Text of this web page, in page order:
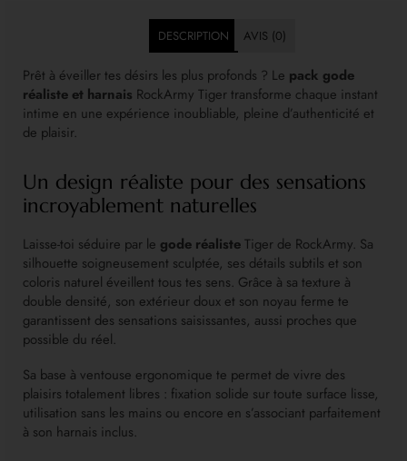
DESCRIPTION AVIS (0)
Prêt à éveiller tes désirs les plus profonds ? Le pack gode
réaliste et harnais RockArmy Tiger transforme chaque instant
intime en une expérience inoubliable, pleine d’authenticité et
de plaisir.
Un design réaliste pour des sensations
incroyablement naturelles
Laisse-toi séduire par le gode réalisteTiger de RockArmy. Sa
silhouette soigneusement sculptée, ses détails subtils et son
coloris naturel éveillent tous tes sens. Grâce à sa texture à
double densité, son extérieur doux et son noyau ferme te
garantissent des sensations saisissantes, aussi proches que
possible du réel.
Sa base à ventouse ergonomique te permet de vivre des
plaisirs totalement libres : fixation solide sur toute surface lisse,
utilisation sans les mains ou encore en s’associant parfaitement
à son harnais inclus.